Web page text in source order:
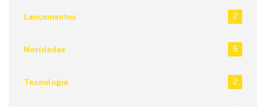
Lançamentos 2
Novidades 5
Tecnologia 2